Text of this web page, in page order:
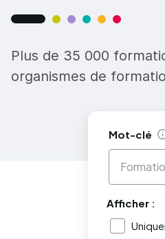
Plus de 35 000
organismes de
Mot-clé
Afficher :